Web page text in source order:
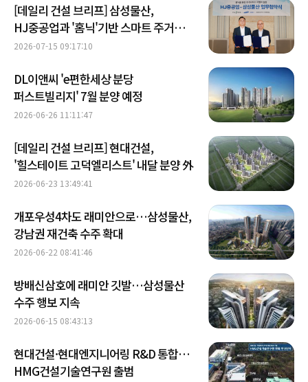
[데일리 건설 브리프] 삼성물산,
HJ중공업과 '홈닉'기반 스마트 주거
서비스 확대 外
2026-07-15 09:17:10
DL이앤씨 'e편한세상 분당
퍼스트빌리지' 7월 분양 예정
2026-06-26 11:11:47
[데일리 건설 브리프] 현대건설,
'힐스테이트 고덕엘리스트' 내달 분양 外
2026-06-23 13:49:41
개포우성4차도 래미안으로…삼성물산,
강남권 재건축 수주 확대
2026-06-22 08:41:46
방배신삼호에 래미안 깃발…삼성물산
수주 행보 지속
2026-06-15 08:43:13
현대건설·현대엔지니어링 R&D 통합…
HMG건설기술연구원 출범